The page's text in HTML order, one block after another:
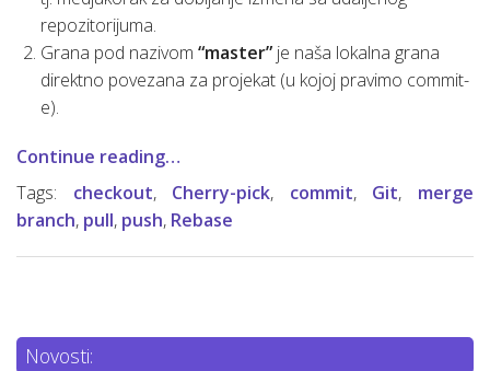
repozitorijuma.
Grana pod nazivom“master” je naša lokalna grana
direktno povezana za projekat (u kojoj pravimo commit-
e).
Continue reading…
Tags: checkout, Cherry-pick, commit, Git, merge
branch, pull, push, Rebase
Novosti: